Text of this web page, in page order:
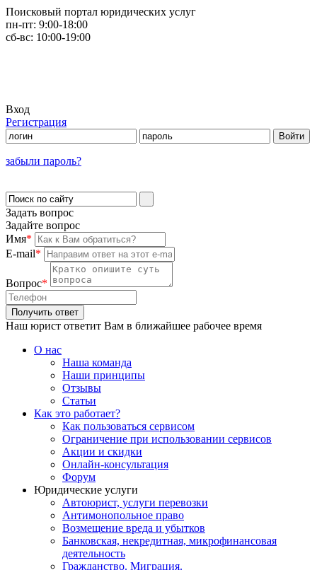
Поисковый портал юридических услуг
пн-пт: 9:00-18:00
сб-вс: 10:00-19:00
Вход
Регистрация
забыли пароль?
Задать вопрос
Задайте вопрос
Имя*
E-mail*
Вопрос*
Наш юрист ответит Вам в ближайшее рабочее время
О нас
Наша команда
Наши принципы
Отзывы
Статьи
Как это работает?
Как пользоваться сервисом
Ограничение при использовании сервисов
Акции и скидки
Онлайн-консультация
Форум
Юридические услуги
Автоюрист, услуги перевозки
Антимонопольное право
Возмещение вреда и убытков
Банковская, некредитная, микрофинансовая
деятельность
Гражданство. Миграция.